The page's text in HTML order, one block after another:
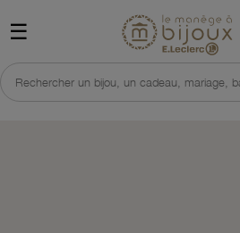
☰
Rechercher un bijou, un cadeau, mariage,